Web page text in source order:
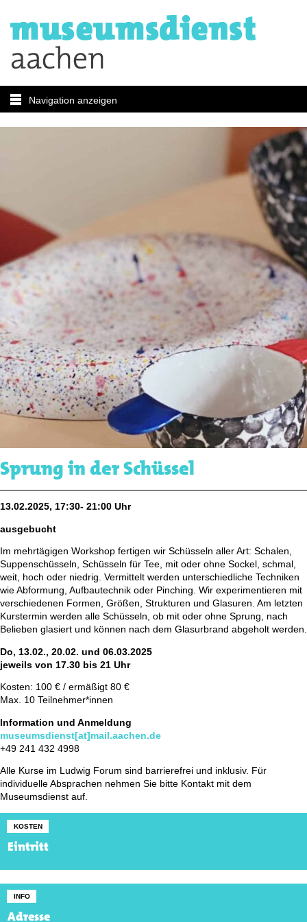
Navigation anzeigen
Sprung in der Schüssel
13.02.2025, 17:30- 21:00 Uhr
ausgebucht
Im mehrtägigen Workshop fertigen wir Schüsseln aller Art: Schalen,
Suppenschüsseln, Schüsseln für Tee, mit oder ohne Sockel, schmal,
weit, hoch oder niedrig. Vermittelt werden unterschiedliche Techniken
wie Abformung, Aufbautechnik oder Pinching. Wir experimentieren mit
verschiedenen Formen, Größen, Strukturen und Glasuren. Am letzten
Kurstermin werden alle Schüsseln, ob mit oder ohne Sprung, nach
Belieben glasiert und können nach dem Glasurbrand abgeholt werden.
Do, 13.02., 20.02. und 06.03.2025
jeweils von 17.30 bis 21 Uhr
Kosten: 100 € / ermäßigt 80 €
Max. 10 Teilnehmer*innen
Information und Anmeldung
museumsdienst[at]mail.aachen.de
+49 241 432 4998
Alle Kurse im Ludwig Forum sind barrierefrei und inklusiv. Für
individuelle Absprachen nehmen Sie bitte Kontakt mit dem
Museumsdienst auf.
KOSTEN
Eintritt
INFO
Adresse